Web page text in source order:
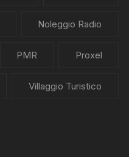
Noleggio Radio
PMR Proxel
Villaggio Turistico